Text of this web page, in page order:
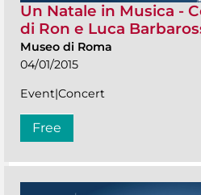
Un Natale in Musica -
di Ron e Luca
Museo di Roma
04/01/2015
Event|Concert
Free